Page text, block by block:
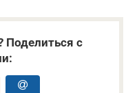
Поделиться с